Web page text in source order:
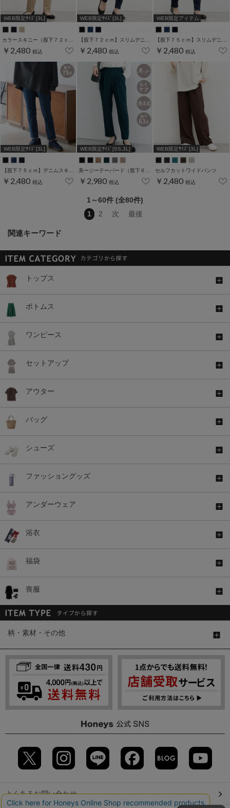
WEB限定ｻｲｽﾞ[3L]
カラースキニー（股下７２ｃｍ）
￥2,480 税込
WEB限定ｻｲｽﾞ[3L]
【股下７２ｃｍ】スリムデニムスキニー(股下60/63/66/69/72/75cm展開)
￥2,480 税込
WEB限定アイテム
【股下７５ｃｍ】スリムデニムスキニー(股下60/63/66/69/72/75cm展開)
￥2,480 税込
WEB限定ｻｲｽﾞ[3L]
￥2,480 税込
WEB限定ｻｲｽﾞ[SS,3L]
￥2,980 税込
WEB限定ｻｲｽﾞ[3L]
セルフカットワイドパンツ
￥2,480 税込
1～60件 (全80件)
1
2 次 最後
関連キーワード
トップス
ボトムス
ワンピース
セットアップ
アウター
バッグ
シューズ
ファッショングッズ
アンダーウェア
浴衣
福袋
喪服
柄・素材・その他
よくあるお問い合わせ